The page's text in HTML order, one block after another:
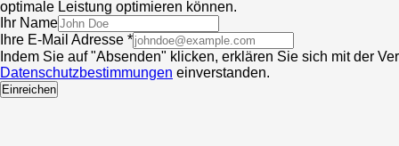
optimale Leistung optimieren können.
Ihr Name
Ihre E-Mail Adresse *
Indem Sie auf "Absenden" klicken, erklären Sie sich mit der
Datenschutzbestimmungen einverstanden.